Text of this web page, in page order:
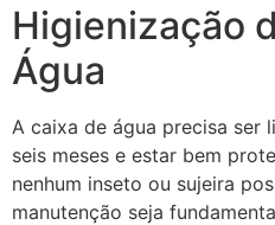
Higienização
Água
A caixa de água precisa ser
seis meses e estar bem
nenhum inseto ou sujeira
manutenção seja